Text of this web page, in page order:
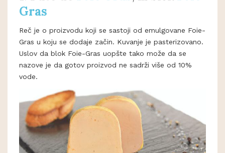
Gras
Reč je o proizvodu koji se sastoji od emulgovane Foie-
Gras u koju se dodaje začin. Kuvanje je pasterizovano.
Uslov da blok Foie-Gras uopšte tako može da se
nazove je da gotov proizvod ne sadrži više od 10%
vode.